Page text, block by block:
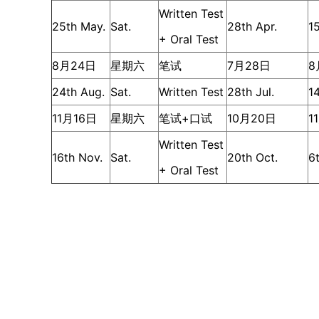
25th May. Sat.
Written Test
+ Oral Test
28th Apr.
8月24日 星期六 笔试 7月28日
8
24th Aug. Sat. Written Test 28th Jul.
11月16日
星期六 笔试+口试 10月20日
16th Nov. Sat.
Written Test
+ Oral Test
20th Oct.